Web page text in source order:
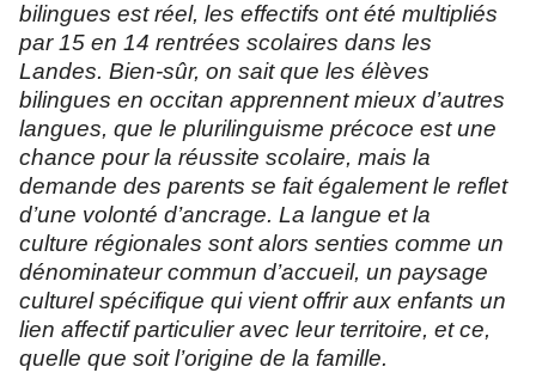
bilingues est réel, les effectifs ont été multipliés
par 15 en 14 rentrées scolaires dans les
Landes. Bien-sûr, on sait que les élèves
bilingues en occitan apprennent mieux d’autres
langues, que le plurilinguisme précoce est une
chance pour la réussite scolaire, mais la
demande des parents se fait également le reflet
d’une volonté d’ancrage. La langue et la
culture régionales sont alors senties comme un
dénominateur commun d’accueil, un paysage
culturel spécifique qui vient offrir aux enfants un
lien affectif particulier avec leur territoire, et ce,
quelle que soit l’origine de la famille.